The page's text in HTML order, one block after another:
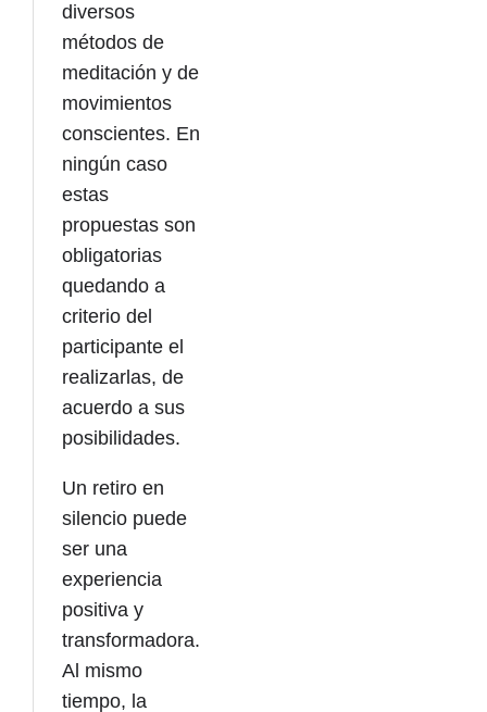
diversos
métodos de
meditación y de
movimientos
conscientes. En
ningún caso
estas
propuestas son
obligatorias
quedando a
criterio del
participante el
realizarlas, de
acuerdo a sus
posibilidades.
Un retiro en
silencio puede
ser una
experiencia
positiva y
transformadora.
Al mismo
tiempo, la